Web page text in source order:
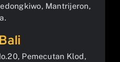
Mantrijeron,
Pemecutan Klod,